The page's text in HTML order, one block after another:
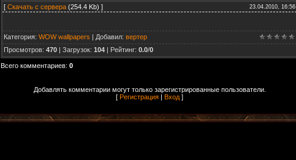
[ Скачать с сервера (254.4 Kb) ] 23.04.2010, 16:56
Категория: WOW wallpapers | Добавил: вертер
Просмотров: 470 | Загрузок: 104 | Рейтинг: 0.0/0
Всего комментариев: 0
Добавлять комментарии могут только зарегистрированные пользователи.
[ Регистрация | Вход ]